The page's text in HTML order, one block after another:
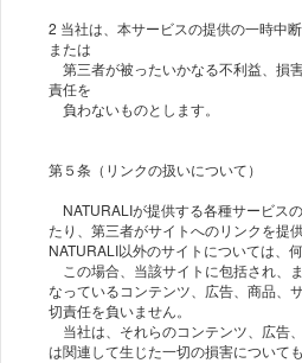
2 当社は、本サービスの提供の一時中
または
第三者が被ったいかなる不利益、損
責任を
負わないものとします。
第５条（リンクの扱いについて）
NATURALIが提供する各種サービス
たり、第三者がサイトへのリンクを提
NATURALI以外のサイトについては、
この場合、当該サイトに包括され、
なっているコンテンツ、広告、商品、
切責任を負いません。
当社は、それらのコンテンツ、広告
は関連して生じた一切の損害について